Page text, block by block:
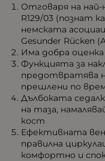
Отговаря на
R129/03 (познат
немската
Gesunder Rücken
Има добра оценка
Функцията за
предотвратява
прешлени по
Дълбоката
на таза,
кост
Ефективната
правилна
комфортно и